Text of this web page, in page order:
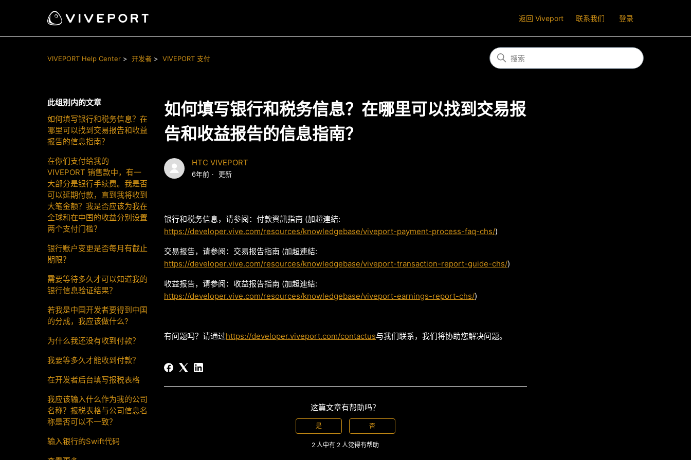
返回 Viveport 联系我们 登录
VIVEPORT Help Center 开发者 VIVEPORT 支付
此组别内的文章
如何填写银行和税务信息？在
哪里可以找到交易报告和收益
报告的信息指南？
在你们支付给我的
VIVEPORT 销售款中，有一
大部分是银行手续费。我是否
可以延期付款，直到我将收到
大笔金额？我是否应该为我在
全球和在中国的收益分别设置
两个支付门槛？
银行账户变更是否每月有截止
期限？
需要等待多久才可以知道我的
银行信息验证结果？
若我是中国开发者要得到中国
的分成，我应该做什么?
为什么我还没有收到付款？
我要等多久才能收到付款？
在开发者后台填写报税表格
我应该输入什么作为我的公司
名称？报税表格与公司信息名
称是否可以不一致？
输入银行的Swift代码
如何填写银行和税务信息？在哪里可以找到交易报
告和收益报告的信息指南？
HTC VIVEPORT
6年前 更新
银行和税务信息，请参阅：付款資訊指南 (加超連結:
https://developer.vive.com/resources/knowledgebase/viveport-payment-process-faq-chs/)
交易报告，请参阅：交易报告指南 (加超連結:
https://developer.vive.com/resources/knowledgebase/viveport-transaction-report-guide-chs/)
收益报告，请参阅：收益报告指南 (加超連結:
https://developer.vive.com/resources/knowledgebase/viveport-earnings-report-chs/)
有问题吗？请通过https://developer.viveport.com/contactus与我们联系，我们将协助您解决问题。
这篇文章有帮助吗？
是 否
2 人中有 2 人觉得有帮助